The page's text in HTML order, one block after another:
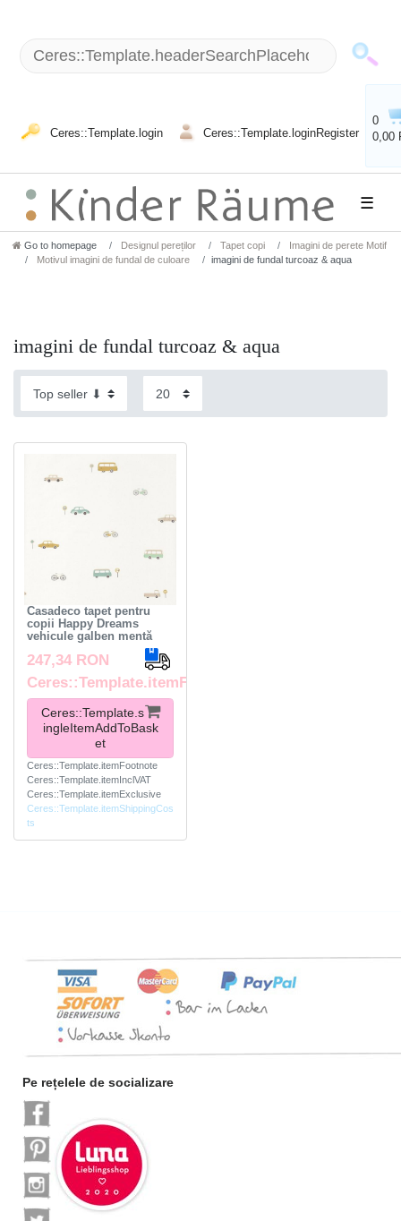
Ceres::Template.login Ceres::Template.loginRegister
0
0,00
☰
Go to homepage Designul pereților Tapet copi
Imagini de perete Motif
Motivul imagini de fundal de culoare
imagini de fundal turcoaz & aqua
imagini de fundal turcoaz & aqua
Casadeco tapet pentru
copii Happy Dreams
vehicule galben mentă
247,34 RON
Ceres::Template.itemFootnote
Ceres::Template.s
ingleItemAddToBask
et
Ceres::Template.itemFootnote
Ceres::Template.itemInclVAT
Ceres::Template.itemExclusive
Ceres::Template.itemShippingCos
ts
Pe rețelele de socializare